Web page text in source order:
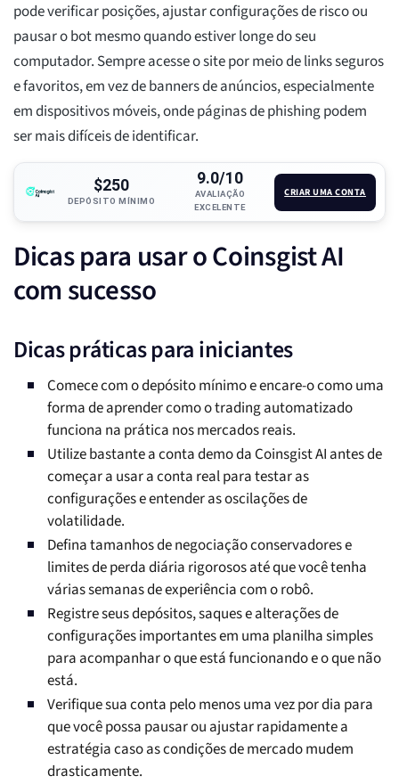
pode verificar posições, ajustar configurações de risco ou
pausar o bot mesmo quando estiver longe do seu
computador. Sempre acesse o site por meio de links seguros
e favoritos, em vez de banners de anúncios, especialmente
em dispositivos móveis, onde páginas de phishing podem
ser mais difíceis de identificar.
$250
DEPÓSITO MÍNIMO
9.0/10
AVALIAÇÃO
EXCELENTE
CRIAR UMA CONTA
Dicas para usar o Coinsgist AI
com sucesso
Dicas práticas para iniciantes
Comece com o depósito mínimo e encare-o como uma
forma de aprender como o trading automatizado
funciona na prática nos mercados reais.
Utilize bastante a conta demo da Coinsgist AI antes de
começar a usar a conta real para testar as
configurações e entender as oscilações de
volatilidade.
Defina tamanhos de negociação conservadores e
limites de perda diária rigorosos até que você tenha
várias semanas de experiência com o robô.
Registre seus depósitos, saques e alterações de
configurações importantes em uma planilha simples
para acompanhar o que está funcionando e o que não
está.
Verifique sua conta pelo menos uma vez por dia para
que você possa pausar ou ajustar rapidamente a
estratégia caso as condições de mercado mudem
drasticamente.